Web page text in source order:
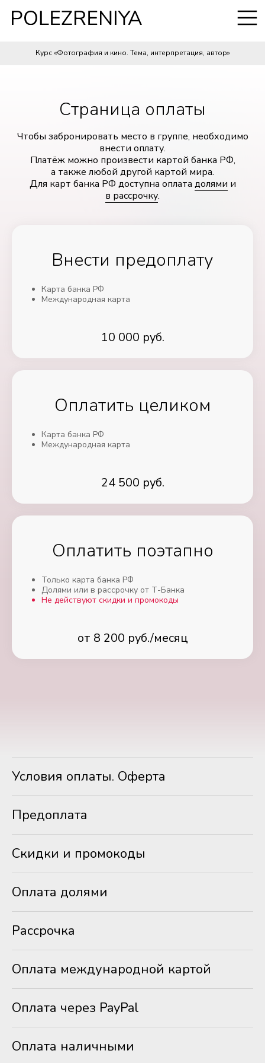
Курс «Фотография и кино. Тема, интерпретация, автор»
Страница оплаты
Чтобы забронировать место в группе, необходимо
внести оплату.
Платёж можно произвести картой банка РФ,
а также любой другой картой мира.
Для карт банка РФ доступна оплата долями и
в рассрочку.
Внести предоплату
Карта банка РФ
Международная карта
10 000 руб.
Оплатить целиком
Карта банка РФ
Международная карта
24 500 руб.
Оплатить поэтапно
Только карта банка РФ
Долями или в рассрочку от Т-Банка
Не действуют скидки и промокоды
от 8 200 руб./месяц
Условия оплаты. Оферта
Предоплата
Скидки и промокоды
Оплата долями
Рассрочка
Оплата международной картой
Оплата через PayPal
Оплата наличными